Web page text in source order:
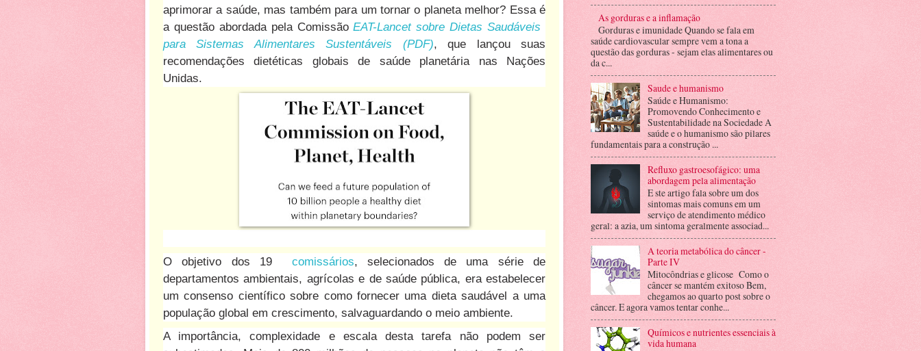
aprimorar a saúde, mas também para um tornar o planeta melhor? Essa é
a questão abordada pela ComissãoEAT-Lancet sobre Dietas Saudáveis ​
para Sistemas Alimentares Sustentáveis ​​(PDF), que lançou suas
recomendações dietéticas globais de saúde planetária nas Nações
Unidas.
O objetivo dos 19 comissários, selecionados de uma série de
departamentos ambientais, agrícolas e de saúde pública, era estabelecer
um consenso científico sobre como fornecer uma dieta saudável a uma
população global em crescimento, salvaguardando o meio ambiente.
A importância, complexidade e escala desta tarefa não podem ser
As gorduras e a inflamação
Gorduras e imunidade Quando se fala em
saúde cardiovascular sempre vem a tona a
questão das gorduras - sejam elas alimentares ou
da c...
Saude e humanismo
Saúde e Humanismo:
Promovendo Conhecimento e
Sustentabilidade na Sociedade A
saúde e o humanismo são pilares
fundamentais para a construção ...
Refluxo gastroesofágico: uma
abordagem pela alimentação
E ste artigo fala sobre um dos
sintomas mais comuns em um
serviço de atendimento médico
geral: a azia, um sintoma geralmente associad...
A teoria metabólica do câncer -
Parte IV
Mitocôndrias e glicose Como o
câncer se mantém exitoso Bem,
chegamos ao quarto post sobre o
câncer. E agora vamos tentar conhe...
Químicos e nutrientes essenciais à
vida humana